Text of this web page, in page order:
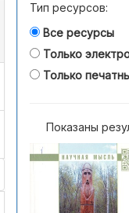
Тип ресурсов:
Все ресурсы
Только
Только
Показаны